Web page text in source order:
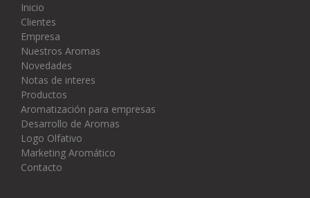
Inicio
Clientes
Empresa
Nuestros Aromas
Novedades
Notas de interes
Productos
Aromatización para empresas
Desarrollo de Aromas
Logo Olfativo
Marketing Aromático
Contacto